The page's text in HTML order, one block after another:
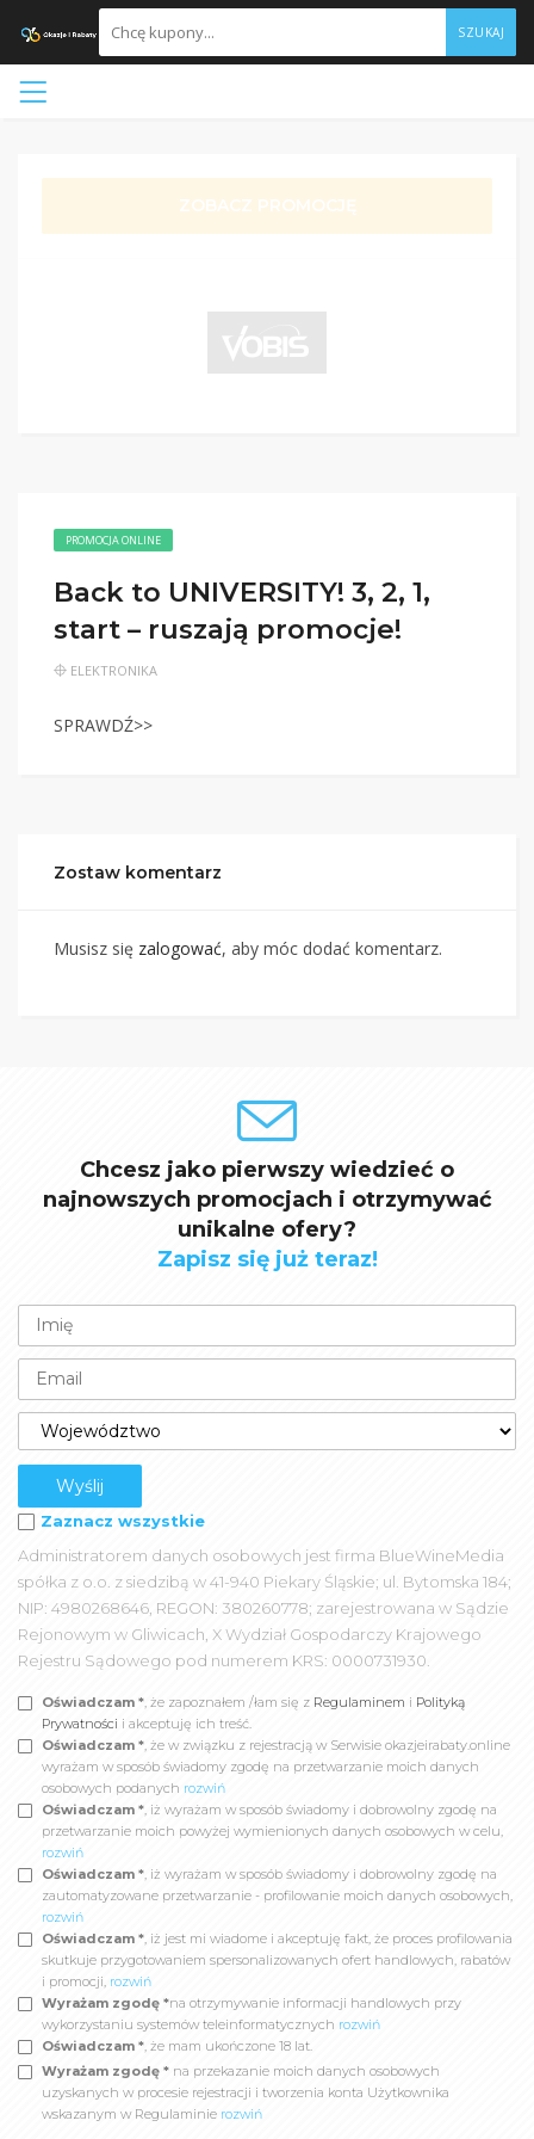
SZUKAJ
ZOBACZ PROMOCJĘ
PROMOCJA ONLINE
Back to UNIVERSITY! 3, 2, 1,
start – ruszają promocje!
ELEKTRONIKA
SPRAWDŹ>>
Zostaw komentarz
Musisz się zalogować, aby móc dodać komentarz.
Chcesz jako pierwszy wiedzieć o
najnowszych promocjach i otrzymywać
unikalne ofery?
Zapisz się już teraz!
Zaznacz wszystkie
Administratorem danych osobowych jest firma BlueWineMedia
spółka z o.o. z siedzibą w 41-940 Piekary Śląskie; ul. Bytomska 184;
NIP: 4980268646, REGON: 380260778; zarejestrowana w Sądzie
Rejonowym w Gliwicach, X Wydział Gospodarczy Krajowego
Rejestru Sądowego pod numerem KRS: 0000731930.
Oświadczam *, że zapoznałem /łam się z Regulaminem i Polityką
Prywatności i akceptuję ich treść.
Oświadczam *, że w związku z rejestracją w Serwisie okazjeirabaty.online
wyrażam w sposób świadomy zgodę na przetwarzanie moich danych
osobowych podanych rozwiń
Oświadczam *, iż wyrażam w sposób świadomy i dobrowolny zgodę na
przetwarzanie moich powyżej wymienionych danych osobowych w celu,
rozwiń
Oświadczam *, iż wyrażam w sposób świadomy i dobrowolny zgodę na
zautomatyzowane przetwarzanie - profilowanie moich danych osobowych,
rozwiń
Oświadczam *, iż jest mi wiadome i akceptuję fakt, że proces profilowania
skutkuje przygotowaniem spersonalizowanych ofert handlowych, rabatów
i promocji, rozwiń
Wyrażam zgodę *na otrzymywanie informacji handlowych przy
wykorzystaniu systemów teleinformatycznych rozwiń
Oświadczam *, że mam ukończone 18 lat.
Wyrażam zgodę * na przekazanie moich danych osobowych
uzyskanych w procesie rejestracji i tworzenia konta Użytkownika
wskazanym w Regulaminie rozwiń